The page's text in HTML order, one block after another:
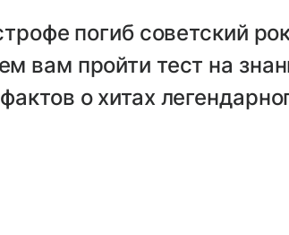
погиб советский
вам пройти тест на
о хитах